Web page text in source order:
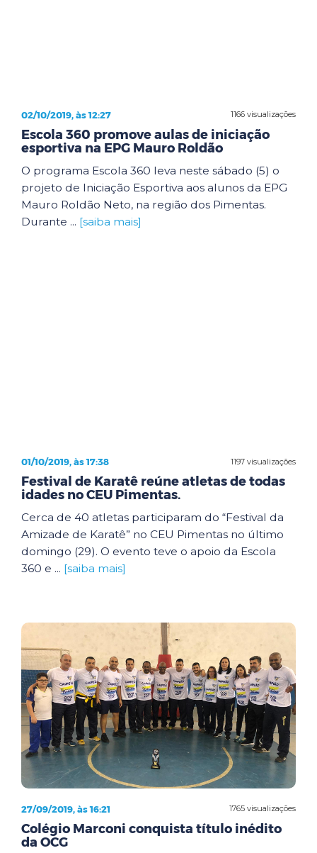
1166 visualizações
02/10/2019, às 12:27
Escola 360 promove aulas de iniciação
esportiva na EPG Mauro Roldão
O programa Escola 360 leva neste sábado (5) o
projeto de Iniciação Esportiva aos alunos da EPG
Mauro Roldão Neto, na região dos Pimentas.
Durante ... [saiba mais]
1197 visualizações
01/10/2019, às 17:38
Festival de Karatê reúne atletas de todas
idades no CEU Pimentas.
Cerca de 40 atletas participaram do “Festival da
Amizade de Karatê” no CEU Pimentas no último
domingo (29). O evento teve o apoio da Escola
360 e ... [saiba mais]
1765 visualizações
27/09/2019, às 16:21
Colégio Marconi conquista título inédito
da OCG